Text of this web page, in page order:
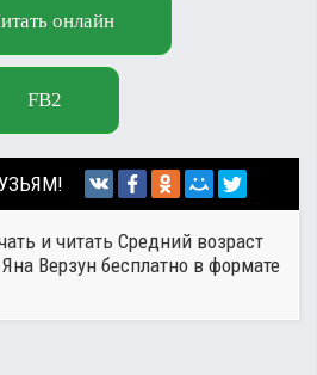
онлайн
FB2
и читать Средний возраст
Яна Верзун бесплатно в формате